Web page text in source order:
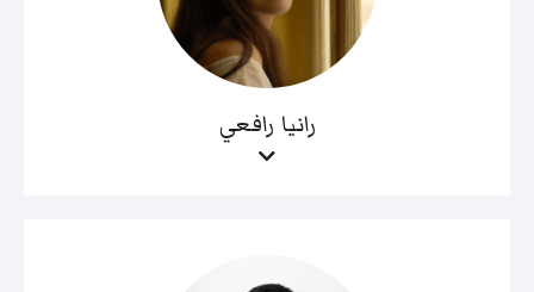
رانيا رافعي